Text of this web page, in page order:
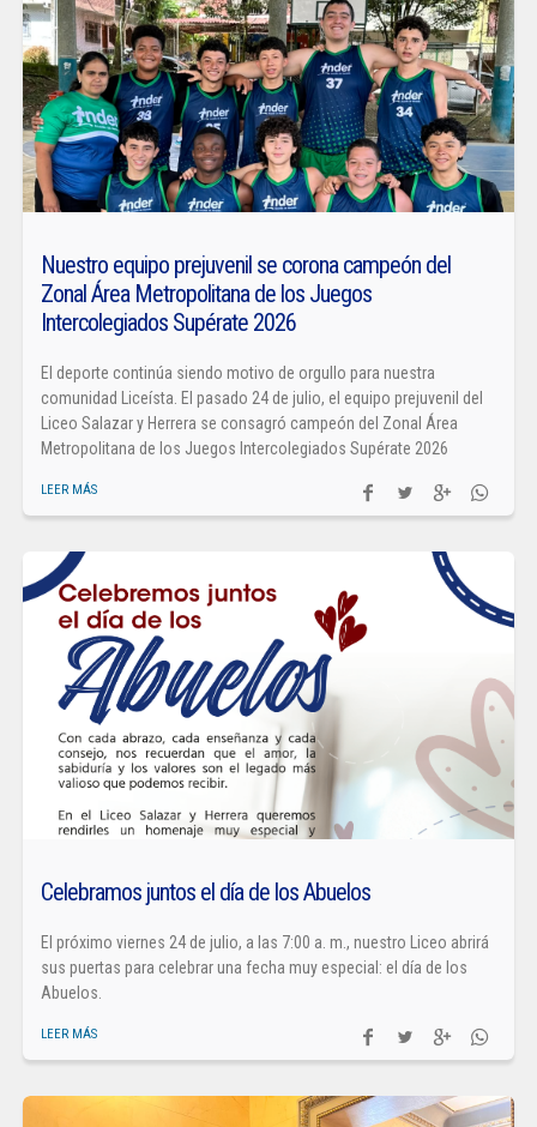
Nuestro equipo prejuvenil se corona campeón del
Zonal Área Metropolitana de los Juegos
Intercolegiados Supérate 2026
El deporte continúa siendo motivo de orgullo para nuestra
comunidad Liceísta. El pasado 24 de julio, el equipo prejuvenil del
Liceo Salazar y Herrera se consagró campeón del Zonal Área
Metropolitana de los Juegos Intercolegiados Supérate 2026
LEER MÁS
Celebramos juntos el día de los Abuelos
El próximo viernes 24 de julio, a las 7:00 a. m., nuestro Liceo abrirá
sus puertas para celebrar una fecha muy especial: el día de los
Abuelos.
LEER MÁS